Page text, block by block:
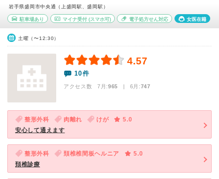
岩手県盛岡市中央通（上盛岡駅、盛岡駅）
駐車場あり マイナ受付(スマホ可) 電子処方せん対応 女医在籍
土曜（〜12:30）
4.57
10件
アクセス数 7月:965 | 6月:747
整形外科 肉離れ けが
5.0
安心して通えます
整形外科 頚椎椎間板ヘルニア
5.0
頚椎診療